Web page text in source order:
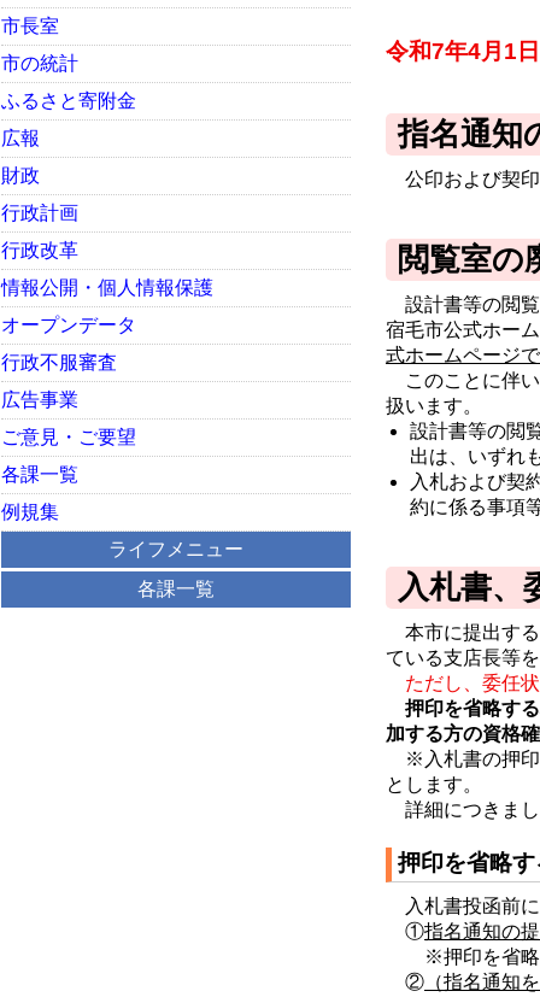
令和7年4月1
指名通知
公印および契
閲覧室の
設計書等の閲覧
宿毛市公式ホー
式ホームページ
このことに伴
扱います。
設計書等の閲
出は、いずれ
入札および契
約に係る事項
入札書、
本市に提出する
ている支店長等
ただし、委任
押印を省略す
加する方の資格
※入札書の押
とします。
詳細につきま
押印を省略
入札書投函前
①指名通知の
※押印を省略す
② （指名通知
市長室
市の統計
ふるさと寄附金
広報
財政
行政計画
行政改革
情報公開・個人情報保護
オープンデータ
行政不服審査
広告事業
ご意見・ご要望
各課一覧
例規集
ライフメニュー
各課一覧